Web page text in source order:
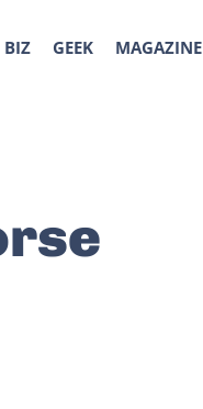
BIZ GEEK MAGAZINE